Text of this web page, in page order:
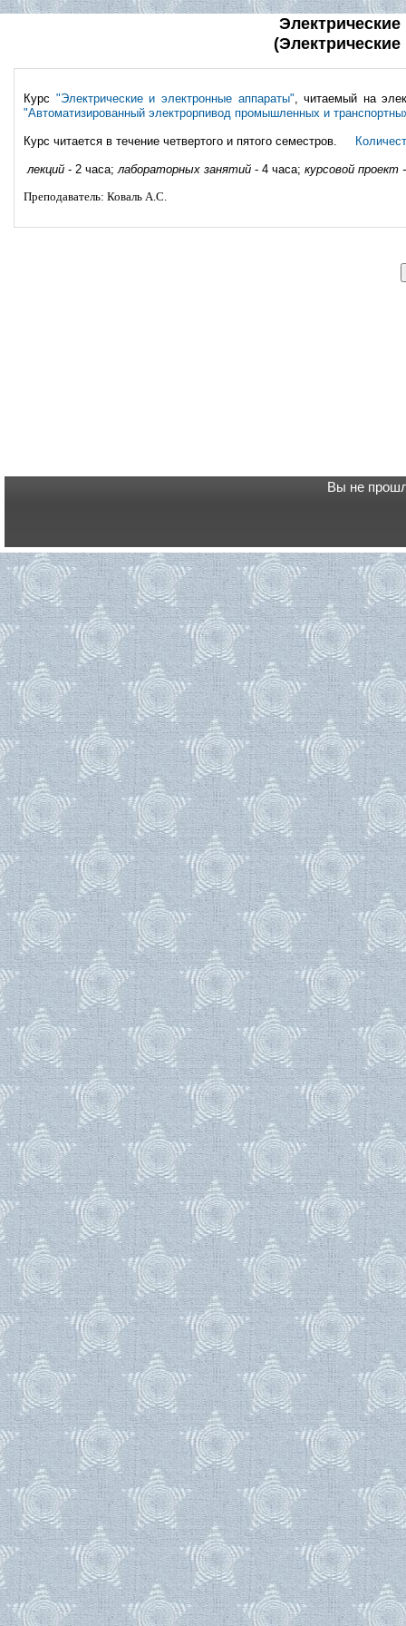
Курс "Электрические и электронные аппараты", читаемый на
"Автоматизированный электрорпивод промышленных и
Курс читается в течение четвертого и пятого семестров.
лекций - 2 часа; лабораторных занятий - 4 часа; курсовой проект
Преподаватель: Коваль А.С.
Вы не